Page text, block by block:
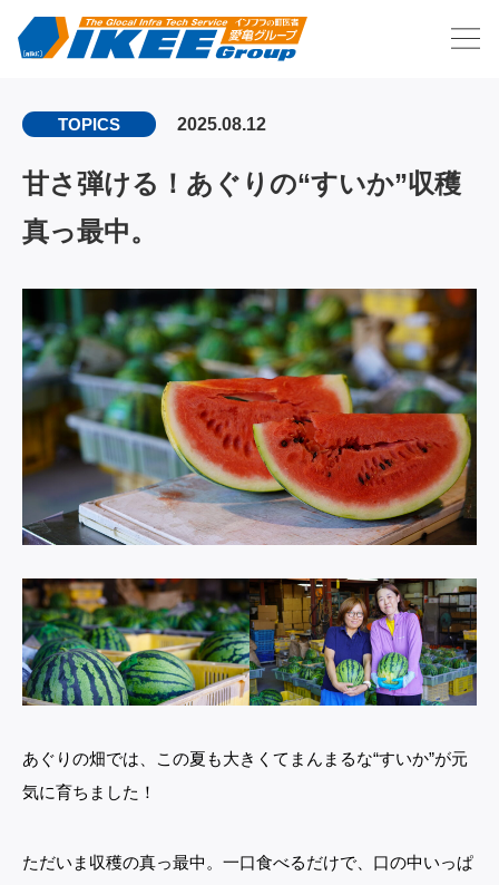
TOPICS 2025.08.12
甘さ弾ける！あぐりの“すいか”収穫
真っ最中。
あぐりの畑では、この夏も大きくてまんまるな“すいか”が元
気に育ちました！
ただいま収穫の真っ最中。一口食べるだけで、口の中いっぱ